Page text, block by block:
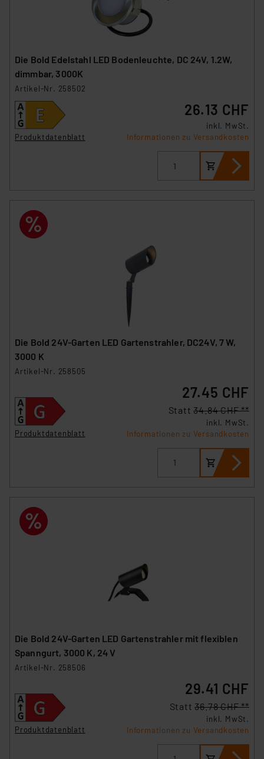
Die Bold Edelstahl LED Bodenleuchte, DC 24V, 1.2W,
dimmbar, 3000K
Artikel-Nr. 258502
Produktdatenblatt
26.13 CHF
inkl. MwSt.
Informationen zu Versandkosten
Die Bold 24V-Garten LED Gartenstrahler, DC24V, 7 W,
3000 K
Artikel-Nr. 258505
Produktdatenblatt
27.45 CHF
Statt34.84 CHF **
inkl. MwSt.
Informationen zu Versandkosten
Die Bold 24V-Garten LED Gartenstrahler mit flexiblen
Spanngurt, 3000 K, 24 V
Artikel-Nr. 258506
Produktdatenblatt
29.41 CHF
Statt36.78 CHF **
inkl. MwSt.
Informationen zu Versandkosten